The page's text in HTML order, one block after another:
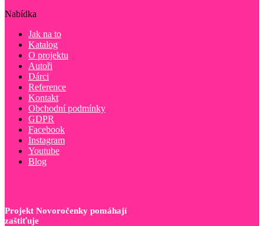
Nabídka
Jak na to
Katalog
O projektu
Autoři
Dárci
Reference
Kontakt
Obchodní podmínky
GDPR
Facebook
Instagram
Youtube
Blog
Projekt Novoročenky pomáhají
zaštiťuje